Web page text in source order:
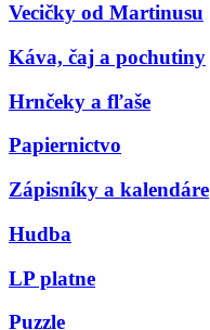
Vecičky od Martinusu
Káva, čaj a pochutiny
Hrnčeky a fľaše
Papiernictvo
Zápisníky a kalendáre
Hudba
LP platne
Puzzle